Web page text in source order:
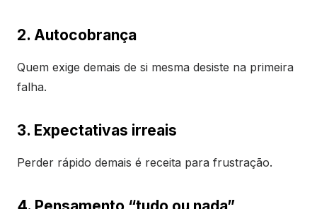
2. Autocobrança
Quem exige demais de si mesma desiste na primeira
falha.
3. Expectativas irreais
Perder rápido demais é receita para frustração.